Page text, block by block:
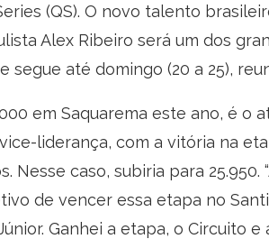
(QS). O novo talento
Alex Ribeiro será um dos
segue até domingo (20 a 25),
em Saquarema este ano, é o
liderança, com a vitória na
Nesse caso, subiria para
de vencer essa etapa no
Ganhei a etapa, o Circuito e